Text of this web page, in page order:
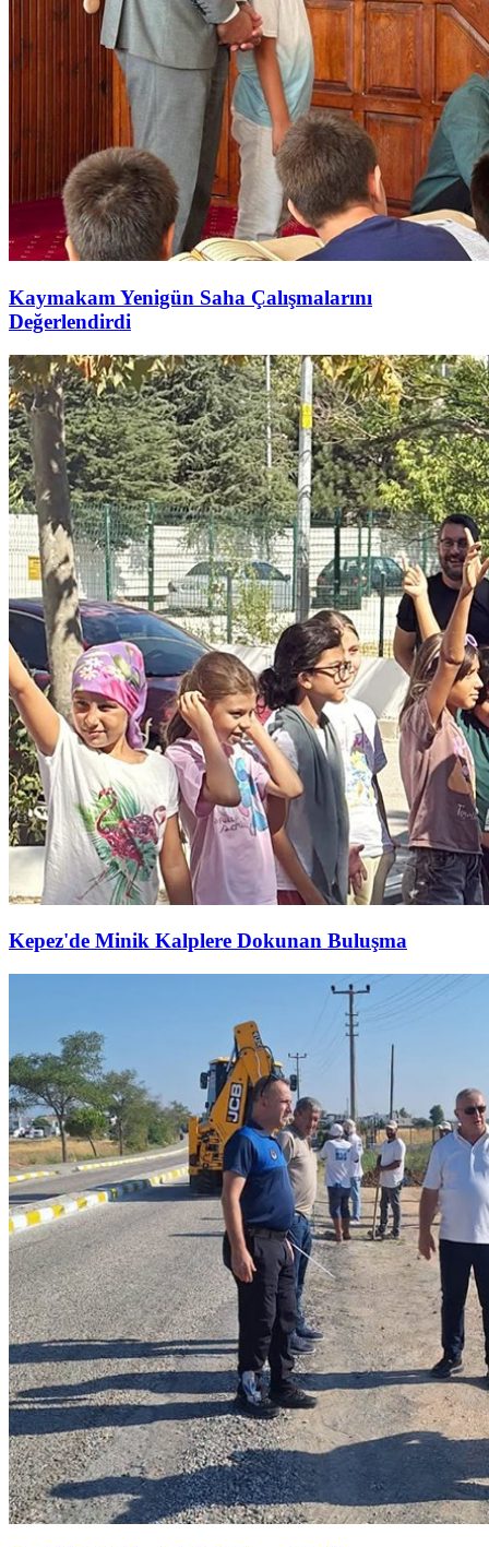
Kaymakam Yenigün Saha Çalışmalarını
Değerlendirdi
Kepez'de Minik Kalplere Dokunan Buluşma